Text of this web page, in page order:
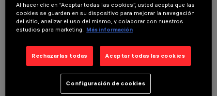
DATOS TÉCNICOS
ÚLTIMA ACTUALIZACIÓN: 07/08/2026
DESCRIPCIÓN
Luminaria circular orientable para usar con lámpara LED de
tecnología C.o.B. en tono de color warm white 3000K (CRI
Al hacer clic en “Aceptar todas las cookies”, usted acepta que las
cookies se guarden en su dispositivo para mejorar la navegación
del sitio, analizar el uso del mismo, y colaborar con nuestros
estudios para marketing.
Más información
Rechazarlas todas Aceptar todas las cookies
Configuración de cookies